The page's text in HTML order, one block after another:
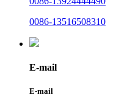
0086-13516508310
E-mail
E-mail